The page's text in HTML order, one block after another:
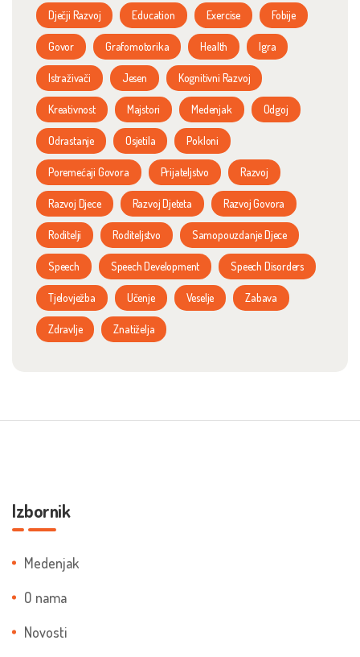
Dječji Razvoj Education Exercise Fobije
Govor Grafomotorika Health Igra
Istraživači Jesen Kognitivni Razvoj
Kreativnost Majstori Medenjak Odgoj
Odrastanje Osjetila Pokloni
Poremećaji Govora Prijateljstvo Razvoj
Razvoj Djece Razvoj Djeteta Razvoj Govora
Roditelji Roditeljstvo Samopouzdanje Djece
Speech Speech Development Speech Disorders
Tjelovježba Učenje Veselje Zabava
Zdravlje Znatiželja
Izbornik
Medenjak
O nama
Novosti